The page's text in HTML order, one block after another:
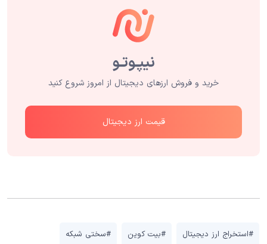
خرید و فروش ارزهای دیجیتال از امروز شروع کنید
قیمت ارز دیجیتال
#استخراج ارز دیجیتال #بیت کوین #سختی شبکه